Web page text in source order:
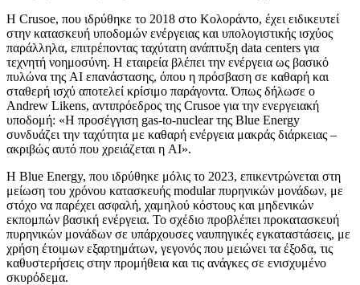
Η Crusoe, που ιδρύθηκε το 2018 στο Κολοράντο, έχει ειδικευτεί
στην κατασκευή υποδομών ενέργειας και υπολογιστικής ισχύος
παράλληλα, επιτρέποντας ταχύτατη ανάπτυξη data centers για
τεχνητή νοημοσύνη. Η εταιρεία βλέπει την ενέργεια ως βασικό
πυλώνα της AI επανάστασης, όπου η πρόσβαση σε καθαρή και
σταθερή ισχύ αποτελεί κρίσιμο παράγοντα. Όπως δήλωσε ο
Andrew Likens, αντιπρόεδρος της Crusoe για την ενεργειακή
υποδομή: «Η προσέγγιση gas-to-nuclear της Blue Energy
συνδυάζει την ταχύτητα με καθαρή ενέργεια μακράς διάρκειας –
ακριβώς αυτό που χρειάζεται η AI».
Η Blue Energy, που ιδρύθηκε μόλις το 2023, επικεντρώνεται στη
μείωση του χρόνου κατασκευής modular πυρηνικών μονάδων, με
στόχο να παρέχει ασφαλή, χαμηλού κόστους και μηδενικών
εκπομπών βασική ενέργεια. Το σχέδιο προβλέπει προκατασκευή
πυρηνικών μονάδων σε υπάρχουσες ναυπηγικές εγκαταστάσεις, με
χρήση έτοιμων εξαρτημάτων, γεγονός που μειώνει τα έξοδα, τις
καθυστερήσεις στην προμήθεια και τις ανάγκες σε ενισχυμένο
σκυρόδεμα.